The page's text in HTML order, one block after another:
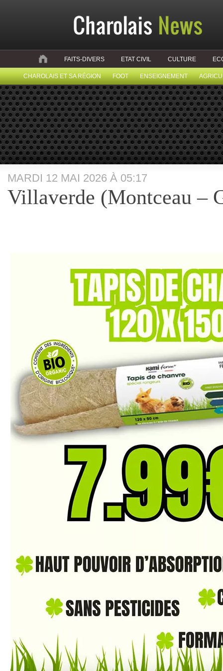
FAITS-DIVERS ETAT CIVIL CULTURE
CHAROLAIS ET SA RÉGION FOOT ENSEIGNEMENT
MARDI 12 MAI 2026 À 05:17
Villaverde (Montceau –